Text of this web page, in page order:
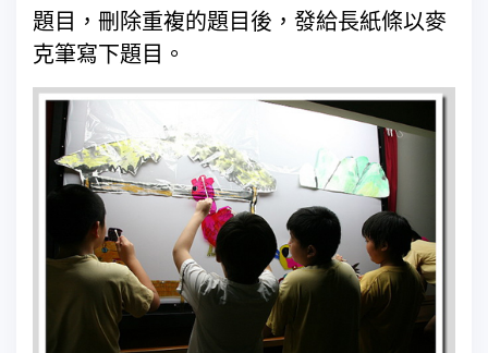
題目，刪除重複的題目後，發給長紙條以麥
克筆寫下題目。